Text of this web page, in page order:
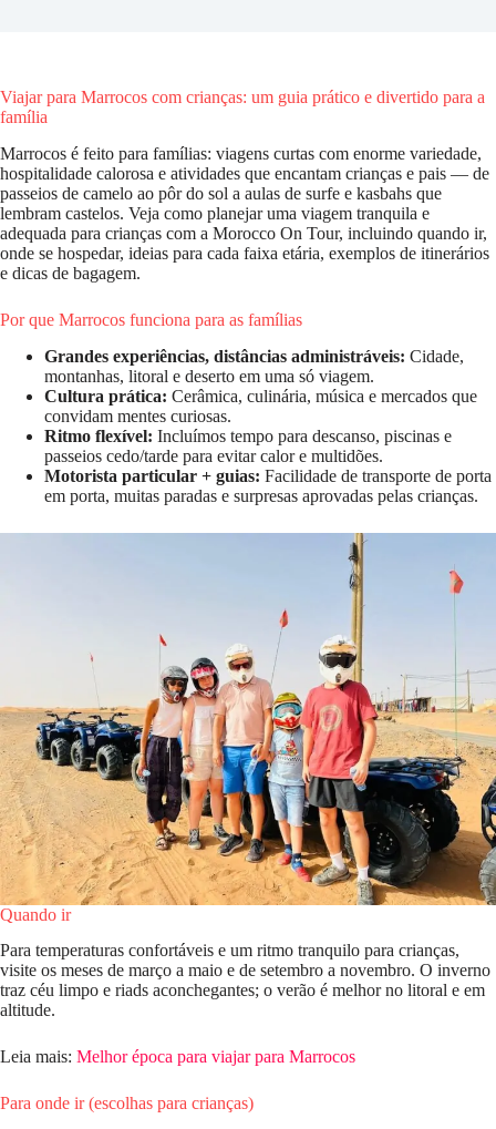
Viajar para Marrocos com crianças: um guia prático e divertido para a
família
Marrocos é feito para famílias: viagens curtas com enorme variedade,
hospitalidade calorosa e atividades que encantam crianças e pais — de
passeios de camelo ao pôr do sol a aulas de surfe e kasbahs que
lembram castelos. Veja como planejar uma viagem tranquila e
adequada para crianças com a Morocco On Tour, incluindo quando ir,
onde se hospedar, ideias para cada faixa etária, exemplos de itinerários
e dicas de bagagem.
Por que Marrocos funciona para as famílias
Grandes experiências, distâncias administráveis: Cidade,
montanhas, litoral e deserto em uma só viagem.
Cultura prática: Cerâmica, culinária, música e mercados que
convidam mentes curiosas.
Ritmo flexível: Incluímos tempo para descanso, piscinas e
passeios cedo/tarde para evitar calor e multidões.
Motorista particular + guias: Facilidade de transporte de porta
em porta, muitas paradas e surpresas aprovadas pelas crianças.
Quando ir
Para temperaturas confortáveis ​​e um ritmo tranquilo para crianças,
visite os meses de março a maio e de setembro a novembro. O inverno
traz céu limpo e riads aconchegantes; o verão é melhor no litoral e em
altitude.
Leia mais: Melhor época para viajar para Marrocos
Para onde ir (escolhas para crianças)